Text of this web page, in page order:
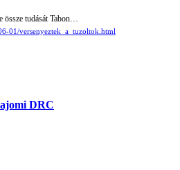
össze tudását Tabon…
01/versenyeztek_a_tuzoltok.html
DRC